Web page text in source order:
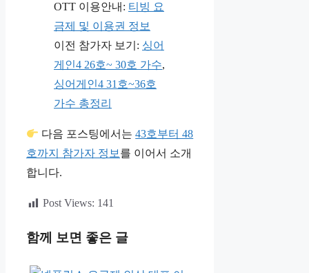
OTT 이용안내: 티빙 요
금제 및 이용권 정보
이전 참가자 보기: 싱어
게인4 26호~ 30호 가수,
싱어게인4 31호~36호
가수 총정리
다음 포스팅에서는43호부터 48
호까지 참가자 정보 를 이어서 소개
합니다.
Post Views: 141
함께 보면 좋은 글